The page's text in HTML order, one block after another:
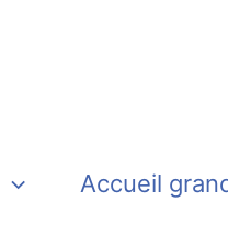
Accueil